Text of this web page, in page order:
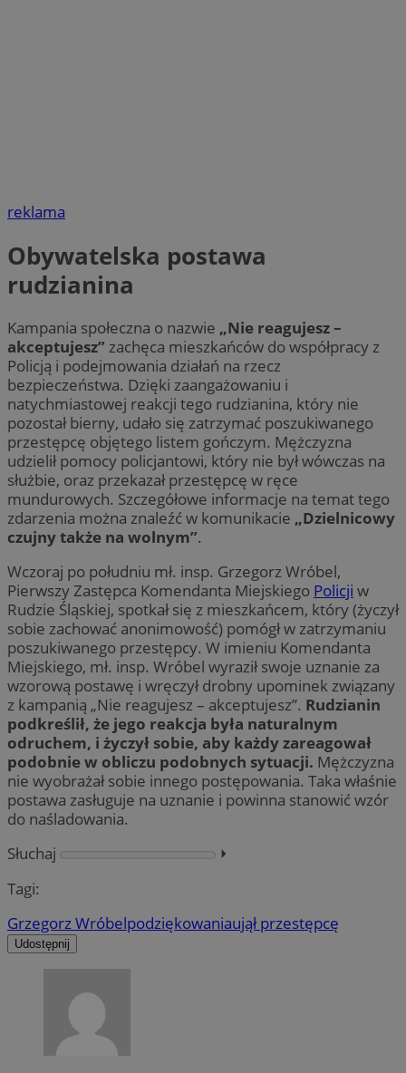
reklama
Obywatelska postawa
rudzianina
Kampania społeczna o nazwie „Nie reagujesz –
akceptujesz” zachęca mieszkańców do współpracy z
Policją i podejmowania działań na rzecz
bezpieczeństwa. Dzięki zaangażowaniu i
natychmiastowej reakcji tego rudzianina, który nie
pozostał bierny, udało się zatrzymać poszukiwanego
przestępcę objętego listem gończym. Mężczyzna
udzielił pomocy policjantowi, który nie był wówczas na
służbie, oraz przekazał przestępcę w ręce
mundurowych. Szczegółowe informacje na temat tego
zdarzenia można znaleźć w komunikacie „Dzielnicowy
czujny także na wolnym”.
Wczoraj po południu mł. insp. Grzegorz Wróbel,
Pierwszy Zastępca Komendanta Miejskiego Policji w
Rudzie Śląskiej, spotkał się z mieszkańcem, który (życzył
sobie zachować anonimowość) pomógł w zatrzymaniu
poszukiwanego przestępcy. W imieniu Komendanta
Miejskiego, mł. insp. Wróbel wyraził swoje uznanie za
wzorową postawę i wręczył drobny upominek związany
z kampanią „Nie reagujesz – akceptujesz”. Rudzianin
podkreślił, że jego reakcja była naturalnym
odruchem, i życzył sobie, aby każdy zareagował
podobnie w obliczu podobnych sytuacji. Mężczyzna
nie wyobrażał sobie innego postępowania. Taka właśnie
postawa zasługuje na uznanie i powinna stanowić wzór
do naśladowania.
Słuchaj
⏵︎
Tagi:
Grzegorz Wróbelpodziękowaniaujął przestępcę
Udostępnij